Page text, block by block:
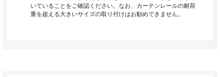
いていることをご確認ください。なお、カーテンレールの耐荷
重を超える大きいサイズの取り付けはお勧めできません。